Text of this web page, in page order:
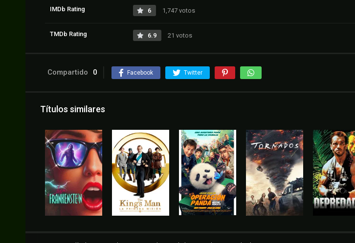
IMDb Rating 6 1,747 votos
TMDb Rating 6.9 21 votos
Compartido 0 Facebook Twitter
Títulos similares